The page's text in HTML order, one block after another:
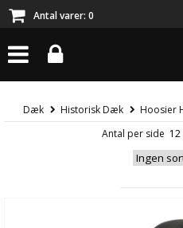
Antal varer: 0
Dæk Historisk Dæk Hoosier
Antal per side